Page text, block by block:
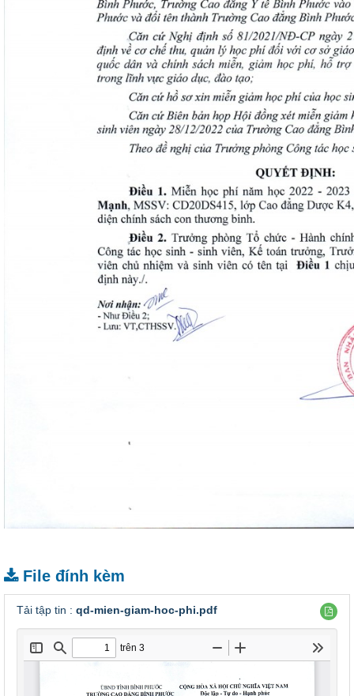
File đính kèm
Tải tập tin : qd-mien-giam-hoc-phi.pdf